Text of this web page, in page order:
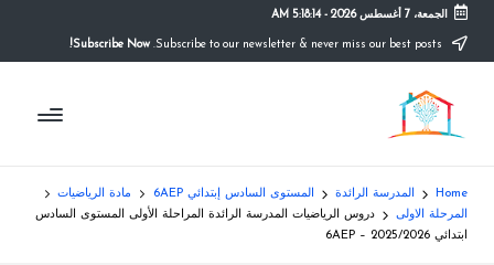
content
الجمعة، 7 أغسطس 2026 -
5:18:14 AM
Subscribe Now!
م
و
ق
ع
التعليم
الصريح
Home المدرسة الرائدة المستوى السادس إبتدائي 6AEP
مادة الرياضيات
المرحلة الاولى
دروس الرياضيات المدرسة الرائدة المراحلة الأولى المستوى السادس
ابتدائي 6AEP – 2025/2026